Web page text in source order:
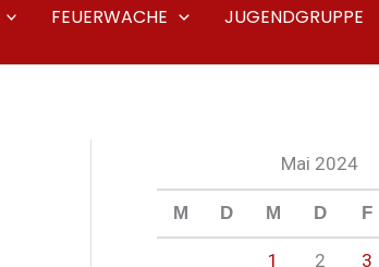
FEUERWACHE
JUGENDGRUPPE
Mai 2024
M D M D F
1 2 3